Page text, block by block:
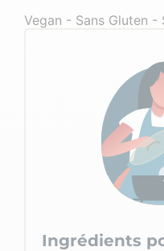
Vegan - Sans Gluten -
Ingrédients